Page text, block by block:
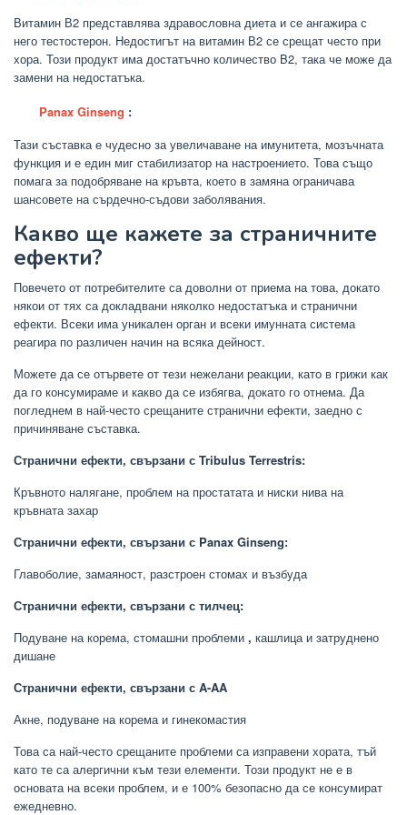
Витамин В2 представлява здравословна диета и се ангажира с
него тестостерон. Недостигът на витамин В2 се срещат често при
хора. Този продукт има достатъчно количество B2, така че може да
замени на недостатъка.
Panax Ginseng :
Тази съставка е чудесно за увеличаване на имунитета, мозъчната
функция и е един миг стабилизатор на настроението. Това също
помага за подобряване на кръвта, което в замяна ограничава
шансовете на сърдечно-съдови заболявания.
Какво ще кажете за страничните
ефекти?
Повечето от потребителите са доволни от приема на това, докато
някои от тях са докладвани няколко недостатъка и странични
ефекти. Всеки има уникален орган и всеки имунната система
реагира по различен начин на всяка дейност.
Можете да се отървете от тези нежелани реакции, като в грижи как
да го консумираме и какво да се избягва, докато го отнема. Да
погледнем в най-често срещаните странични ефекти, заедно с
причиняване съставка.
Странични ефекти, свързани с Tribulus Terrestris:
Кръвното налягане, проблем на простатата и ниски нива на
кръвната захар
Странични ефекти, свързани с Panax Ginseng:
Главоболие, замаяност, разстроен стомах и възбуда
Странични ефекти, свързани с тилчец:
Подуване на корема, стомашни проблеми , кашлица и затруднено
дишане
Странични ефекти, свързани с A-AA
Акне, подуване на корема и гинекомастия
Това са най-често срещаните проблеми са изправени хората, тъй
като те са алергични към тези елементи. Този продукт не е в
основата на всеки проблем, и е 100% безопасно да се консумират
ежедневно.